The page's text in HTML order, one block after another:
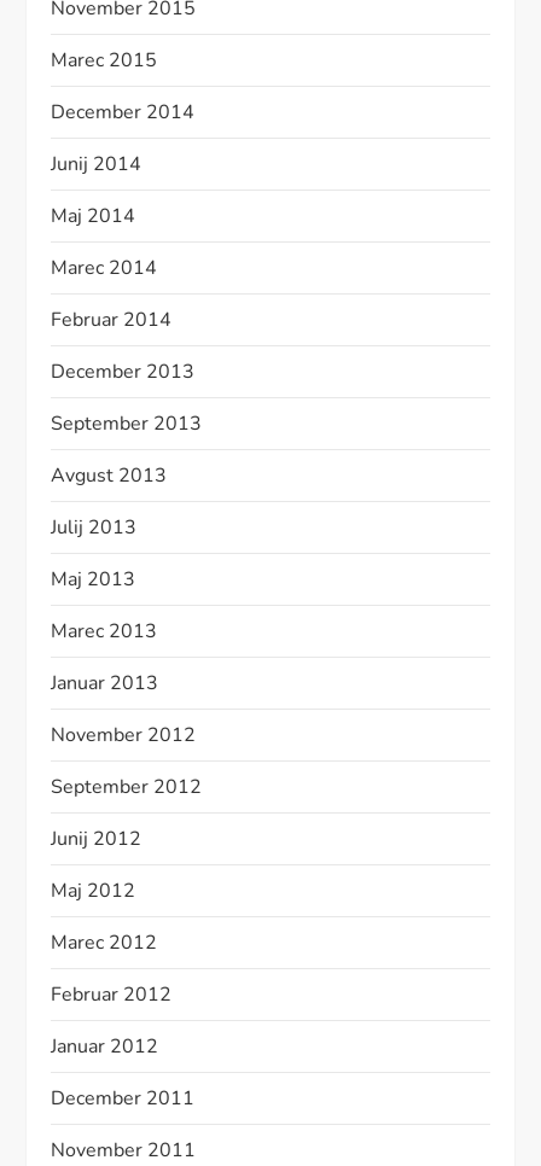
November 2015
Marec 2015
December 2014
Junij 2014
Maj 2014
Marec 2014
Februar 2014
December 2013
September 2013
Avgust 2013
Julij 2013
Maj 2013
Marec 2013
Januar 2013
November 2012
September 2012
Junij 2012
Maj 2012
Marec 2012
Februar 2012
Januar 2012
December 2011
November 2011